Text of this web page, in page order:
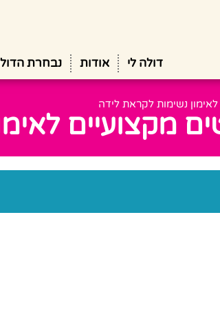
דולה לי אודות נבחרת
נשימות לקראת לידה
מקצועיים